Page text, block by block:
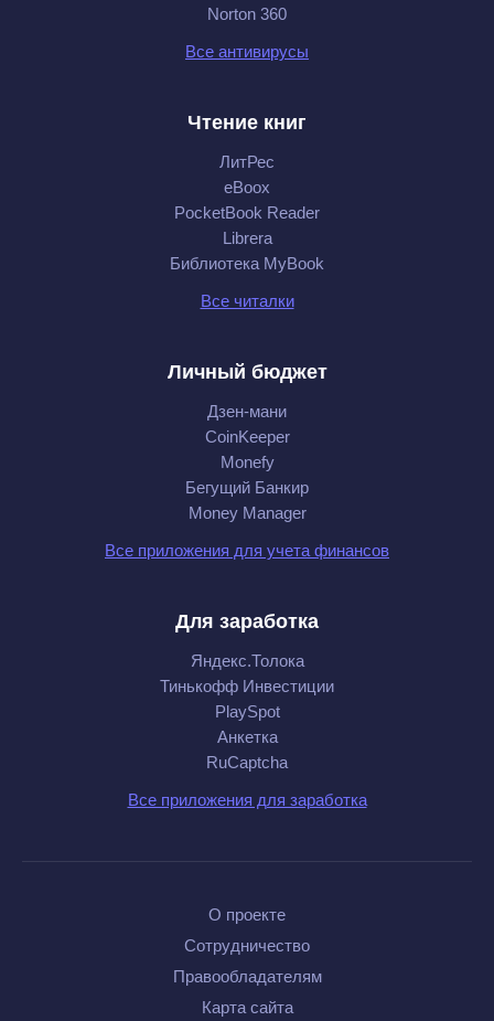
Norton 360
Все антивирусы
Чтение книг
ЛитРес
eBoox
PocketBook Reader
Librera
Библиотека MyBook
Все читалки
Личный бюджет
Дзен-мани
CoinKeeper
Monefy
Бегущий Банкир
Money Manager
Все приложения для учета финансов
Для заработка
Яндекс.Толока
Тинькофф Инвестиции
PlaySpot
Анкетка
RuCaptcha
Все приложения для заработка
О проекте
Сотрудничество
Правообладателям
Карта сайта